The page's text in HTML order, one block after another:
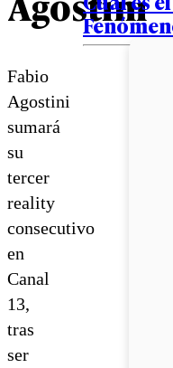
Fabio
Agostini
sumará
su
tercer
reality
consecutivo
en
Canal
13,
tras
ser